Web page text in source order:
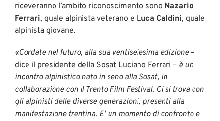
riceveranno l’ambito riconoscimento sono Nazario
Ferrari, quale alpinista veterano e Luca Caldini, quale
alpinista giovane.
«Cordate nel futuro, alla sua ventiseiesima edizione–
dice il presidente della Sosat Luciano Ferrari – è un
incontro alpinistico nato in seno alla Sosat, in
collaborazione con il Trento Film Festival. Ci si trova con
gli alpinisti delle diverse generazioni, presenti alla
manifestazione trentina. E’ un momento di confronto e